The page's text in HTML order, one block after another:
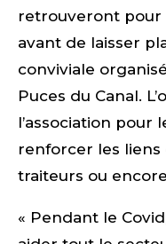
retrouveront pour
avant de laisser
conviviale
Puces du Canal.
l’association pour
renforcer les liens
traiteurs ou
« Pendant le